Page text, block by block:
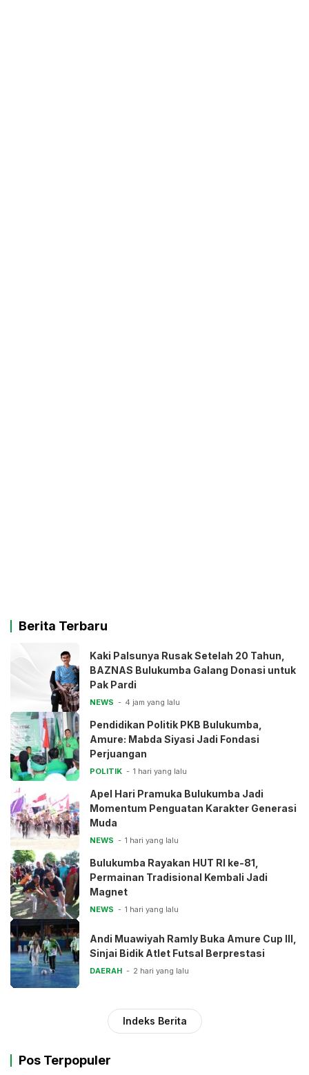
Berita Terbaru
Kaki Palsunya Rusak Setelah 20 Tahun,
BAZNAS Bulukumba Galang Donasi untuk
Pak Pardi
NEWS 4 jam yang lalu
Pendidikan Politik PKB Bulukumba,
Amure: Mabda Siyasi Jadi Fondasi
Perjuangan
POLITIK 1 hari yang lalu
Apel Hari Pramuka Bulukumba Jadi
Momentum Penguatan Karakter Generasi
Muda
NEWS 1 hari yang lalu
Bulukumba Rayakan HUT RI ke-81,
Permainan Tradisional Kembali Jadi
Magnet
NEWS 1 hari yang lalu
Andi Muawiyah Ramly Buka Amure Cup III,
Sinjai Bidik Atlet Futsal Berprestasi
DAERAH 2 hari yang lalu
Indeks Berita
Pos Terpopuler